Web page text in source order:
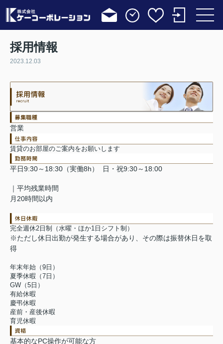
採用情報
2023.12.03
営業
賃貸のお部屋のご案内をお願いします
平日9:30～18:30（実働8h） 日・祝9:30～18:00
｜平均残業時間
月20時間以内
完全週休2日制（水曜・ほか1日シフト制）
※ただし休日出勤が発生する場合があり、その際は振替休日を取
得
年末年始（9日）
夏季休暇（7日）
GW（5日）
有給休暇
慶弔休暇
産前・産後休暇
育児休暇
基本的なPC操作が可能な方